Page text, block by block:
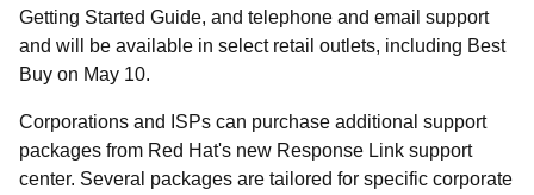
Getting Started Guide, and telephone and email support
and will be available in select retail outlets, including Best
Buy on May 10.
Corporations and ISPs can purchase additional support
packages from Red Hat's new Response Link support
center. Several packages are tailored for specific corporate